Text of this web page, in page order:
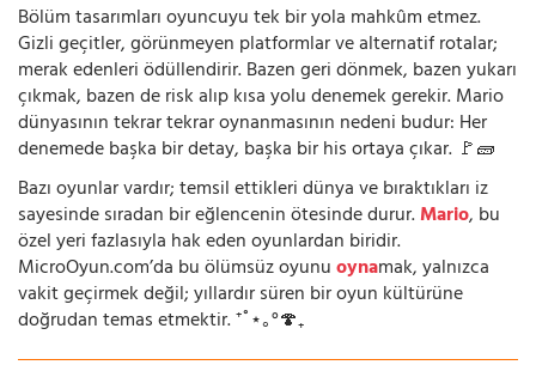
Bölüm tasarımları oyuncuyu tek bir yola mahkûm etmez.
Gizli geçitler, görünmeyen platformlar ve alternatif rotalar;
merak edenleri ödüllendirir. Bazen geri dönmek, bazen yukarı
çıkmak, bazen de risk alıp kısa yolu denemek gerekir. Mario
dünyasının tekrar tekrar oynanmasının nedeni budur: Her
denemede başka bir detay, başka bir his ortaya çıkar. 🚩🧱
Bazı oyunlar vardır; temsil ettikleri dünya ve bıraktıkları iz
sayesinde sıradan bir eğlencenin ötesinde durur.Mario, bu
özel yeri fazlasıyla hak eden oyunlardan biridir.
MicroOyun.com’da bu ölümsüz oyunuoynamak, yalnızca
vakit geçirmek değil; yıllardır süren bir oyun kültürüne
doğrudan temas etmektir. ⁺˚⋆｡°🍄₊